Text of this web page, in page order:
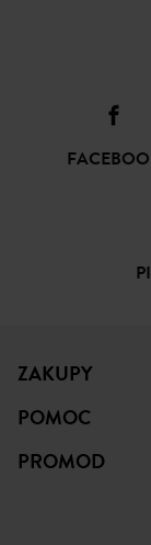
ZAKUPY
POMOC
PROMOD